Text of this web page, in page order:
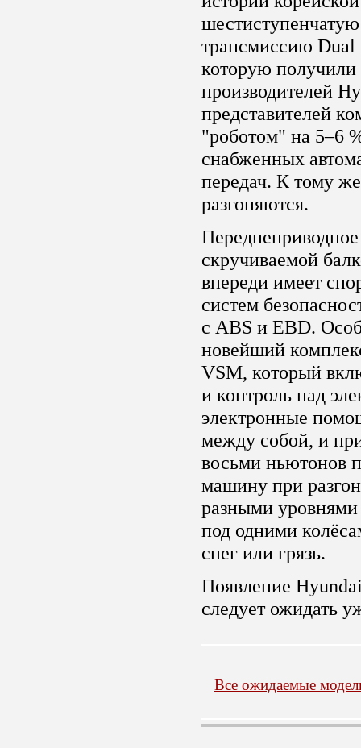
трансмиссию Dual
которую получили
производителей
представителей
"роботом" на 5–6
снабженных
передач. К тому
разгоняются.
скручиваемой
впереди имеет
систем
с ABS и EBD.
новейший
VSM, который
и контроль над
электронные
между собой, и
восьми ньютонов
машину при
разными
под одними
снег или грязь.
Появление
следует ожидать
Все ожидаемые